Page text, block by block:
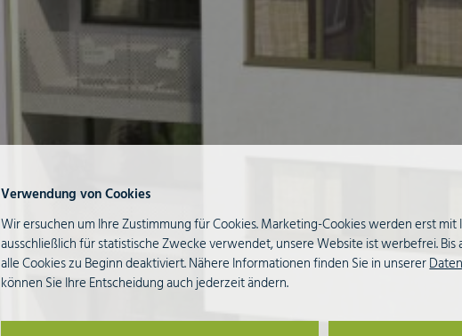
Verwendung von Cookies
Wir ersuchen um Ihre Zustimmung für Cookies. Marketing-Cookies werden erst
ausschließlich für statistische Zwecke verwendet, unsere Website ist werbefrei.
alle Cookies zu Beginn deaktiviert. Nähere Informationen finden Sie in unserer
können Sie Ihre Entscheidung auch jederzeit ändern.